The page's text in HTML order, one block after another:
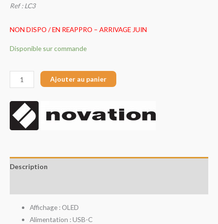
Ref : LC3
NON DISPO / EN REAPPRO – ARRIVAGE JUIN
Disponible sur commande
Ajouter au panier
Description
Affichage : OLED
Alimentation : USB-C